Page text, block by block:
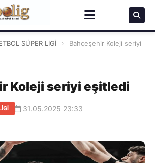
SÜPER LİGİ ›
Bahçeşehir Koleji seriyi
Koleji seriyi eşitledi
31.05.2025 23:33